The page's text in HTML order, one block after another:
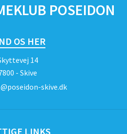
POSEIDON
OS HER
14
- Skive
skive.dk
LINKS